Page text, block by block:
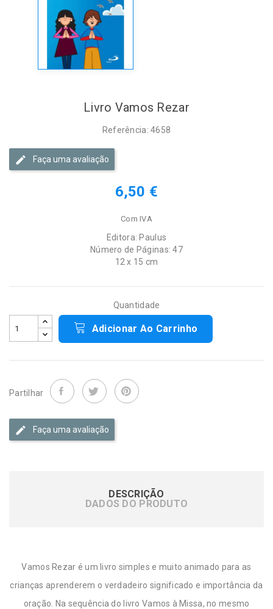
Livro Vamos Rezar
Referência: 4658
Faça uma avaliação
6,50 €
Com IVA
Editora: Paulus
Número de Páginas: 47
12 x 15 cm
Quantidade
Adicionar Ao Carrinho
Partilhar
Faça uma avaliação
DESCRIÇÃO
DADOS DO PRODUTO
Vamos Rezar é um livro simples e muito animado para as
crianças aprenderem o verdadeiro significado e importância da
oração. Na sequência do livro Vamos à Missa, no mesmo